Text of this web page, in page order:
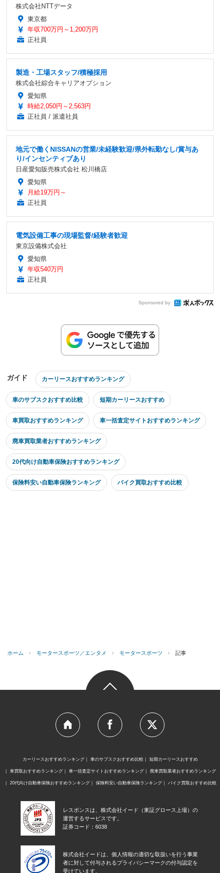
株式会社NTTデータ
東京都
年収700万円～1,200万円
正社員
製造・工場スタッフ/積極採用
株式会社綜合キャリアオプション
愛知県
時給2,050円～2,563円
正社員 / 派遣社員
地元で働くNISSANの営業/未経験歓迎/県外転勤なし/賞与あ
り/インセンティブあり
日産愛知販売株式会社 松川橋店
愛知県
月給19万円～
正社員
電気設備工事の現場監督/経験者歓迎
東京設備株式会社
愛知県
年収540万円
正社員
Sponsored by
ガイド カーリースおすすめランキング
車のサブスクおすすめ比較 短期カーリースおすすめ
車買取おすすめランキング 車一括査定サイトおすすめランキング
廃車買取業者おすすめランキング
20代向け自動車保険おすすめランキング
保険料安い自動車保険ランキング バイク買取おすすめ比較
ホーム › モータースポーツ／エンタメ › モータースポーツ › 記事
カーリースおすすめランキング 車のサブスクおすすめ比較 短期カーリースおすすめ
車買取おすすめランキング 車一括査定サイトおすすめランキング 廃車買取業者おすすめランキング
20代向け自動車保険おすすめランキング 保険料安い自動車保険ランキング バイク買取おすすめ比較
レスポンスは、株式会社イード（東証グロース上場）の
運営するサービスです。
証券コード：6038
株式会社イードは、個人情報の適切な取扱いを行う事業
者に対して付与されるプライバシーマークの付与認定を
受けています。